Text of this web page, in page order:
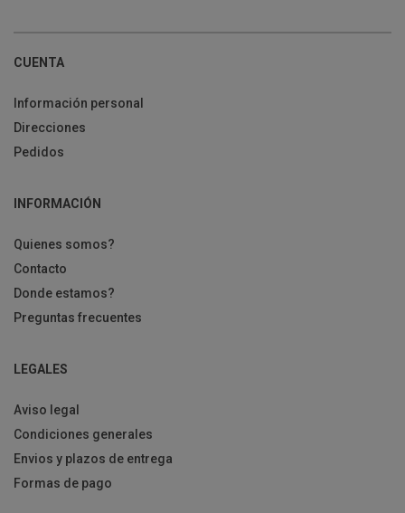
CUENTA
Información personal
Direcciones
Pedidos
INFORMACIÓN
Quienes somos?
Contacto
Donde estamos?
Preguntas frecuentes
LEGALES
Aviso legal
Condiciones generales
Envios y plazos de entrega
Formas de pago